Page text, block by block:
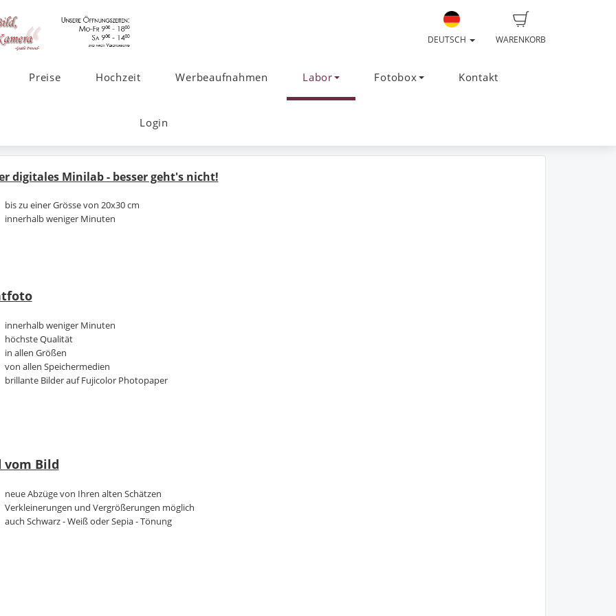
WARENKORB
DEUTSCH
Preise Hochzeit Werbeaufnahmen Labor Fotobox Kontakt
Login
digitales Minilab - besser geht's nicht!
bis zu einer Grösse von 20x30 cm
innerhalb weniger Minuten
innerhalb weniger Minuten
höchste Qualität
in allen Größen
von allen Speichermedien
brillante Bilder auf Fujicolor Photopaper
vom Bild
neue Abzüge von Ihren alten Schätzen
Verkleinerungen und Vergrößerungen möglich
auch Schwarz - Weiß oder Sepia - Tönung